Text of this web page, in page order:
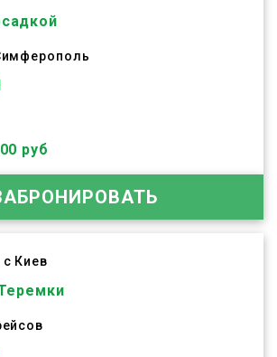
руб
Киев